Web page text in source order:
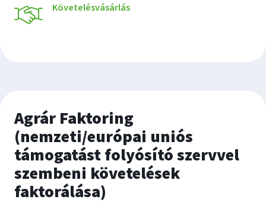
Követelésvásárlás
Agrár Faktoring
(nemzeti/európai uniós
támogatást folyósító szervvel
szembeni követelések
faktorálása)